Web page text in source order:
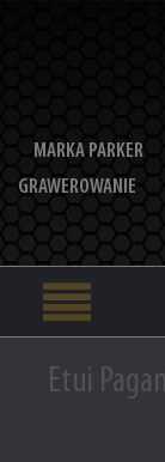
MARKA PARKER
GRAWEROWANIE
Etui